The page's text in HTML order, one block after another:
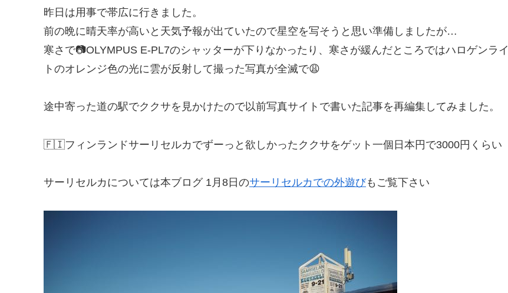
昨日は用事で帯広に行きました。
前の晩に晴天率が高いと天気予報が出ていたので星空を写そうと思い準備しましたが…
寒さで📷OLYMPUS E-PL7のシャッターが下りなかったり、寒さが緩んだところではハロゲンライ
トのオレンジ色の光に雲が反射して撮った写真が全滅で😩
途中寄った道の駅でククサを見かけたので以前写真サイトで書いた記事を再編集してみました。
🇫🇮フィンランドサーリセルカでずーっと欲しかったククサをゲット一個日本円で3000円くらい
サーリセルカについては本ブログ 1月8日の​サーリセルカでの外遊び​もご覧下さい